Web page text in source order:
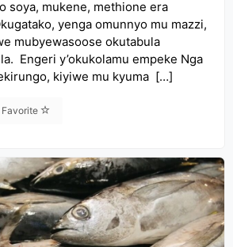
soya, mukene, methione era
yenga omunnyo mu mazzi,
mubyewasoose okutabula
Engeri y’okukolamu empeke Nga
kiyiwe mu kyuma […]
Favorite